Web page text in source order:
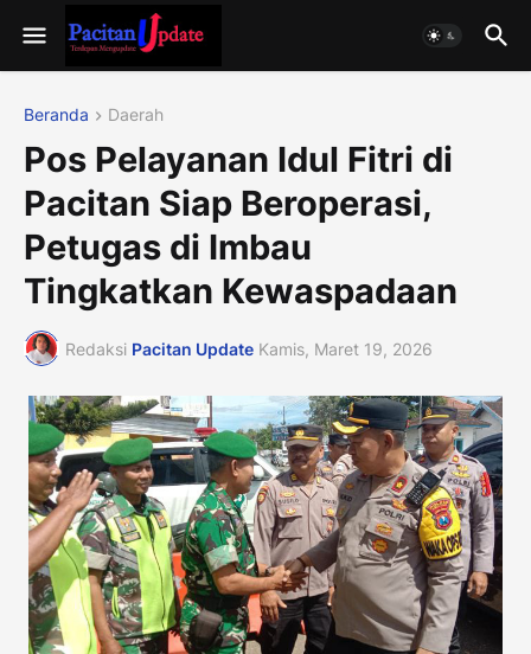
Beranda Daerah
Pos Pelayanan Idul Fitri di
Pacitan Siap Beroperasi,
Petugas di Imbau
Tingkatkan Kewaspadaan
Redaksi Pacitan Update Kamis, Maret 19, 2026